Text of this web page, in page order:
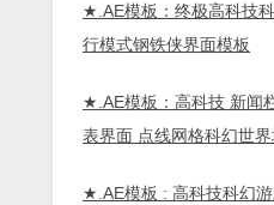
★.AE模板：终极高科技
行模式钢铁侠界面模板
★.AE模板：高科技 新闻
表界面 点线网格科幻世
★.AE模板 : 高科技科幻